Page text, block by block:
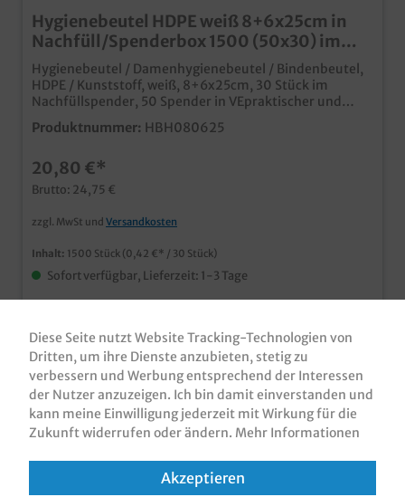
Hygienebeutel HDPE weiß 8+6x25cm in
Nachfüll/Spenderbox 1500 (50x30) im
Karton
Hygienebeutel / Damenhygienebeutel / Bindenbeutel,
HDPE / Kunststoff, weiß, 8+6x25cm, 30 Stück im
Nachfüllspender, 50 Spender in VEpraktischer und
günstiger Hygienebeutel aus Kunststoffin der
praktischen Spenderbox á 30Stückals Nachfüllspender
Großverbrauchereinheit
Produktnummer: HBH080625
20,80 €*
Brutto: 24,75 €
zzgl. MwSt und Versandkosten
Inhalt: 1500 Stück (0,42 €* / 30 Stück)
Sofort verfügbar, Lieferzeit: 1-3 Tage
Diese Seite nutzt Website Tracking-Technologien von
Dritten, um ihre Dienste anzubieten, stetig zu
verbessern und Werbung entsprechend der Interessen
der Nutzer anzuzeigen. Ich bin damit einverstanden und
kann meine Einwilligung jederzeit mit Wirkung für die
Zukunft widerrufen oder ändern. Mehr Informationen
Akzeptieren